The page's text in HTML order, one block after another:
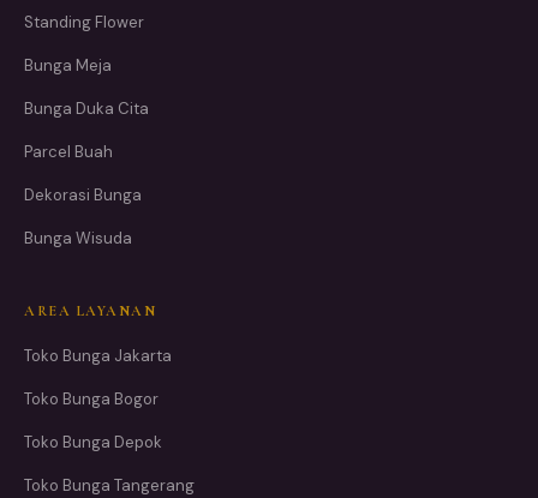
Standing Flower
Bunga Meja
Bunga Duka Cita
Parcel Buah
Dekorasi Bunga
Bunga Wisuda
AREA LAYANAN
Toko Bunga Jakarta
Toko Bunga Bogor
Toko Bunga Depok
Toko Bunga Tangerang